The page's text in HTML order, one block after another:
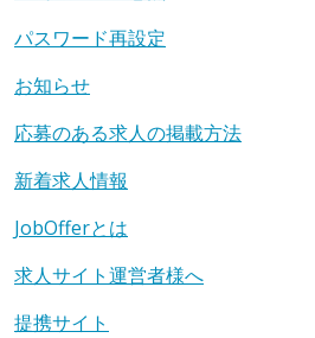
パスワード再設定
お知らせ
応募のある求人の掲載方法
新着求人情報
JobOfferとは
求人サイト運営者様へ
提携サイト